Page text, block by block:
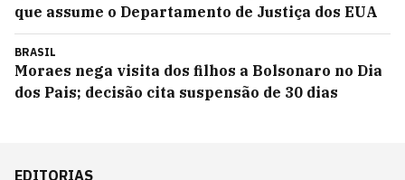
que assume o Departamento de Justiça dos EUA
BRASIL
Moraes nega visita dos filhos a Bolsonaro no Dia
dos Pais; decisão cita suspensão de 30 dias
EDITORIAS